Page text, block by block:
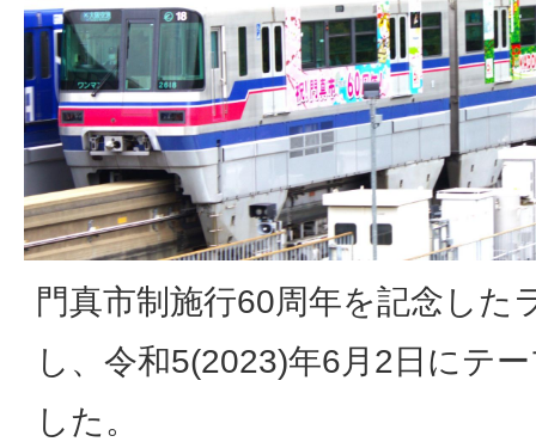
門真市制施行60周年を記念した
し、令和5(2023)年6月2日にテ
した。